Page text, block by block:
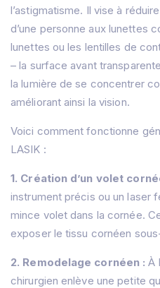
l’astigmatisme. Il vise à
d’une personne aux lunettes
lunettes ou les lentilles de
– la surface avant
la lumière de se concentrer
améliorant ainsi la vision.
Voici comment fonctionne
LASIK :
1. Création d’un volet
instrument précis ou un laser
mince volet dans la cornée.
exposer le tissu cornéen
2. Remodelage cornéen : À
chirurgien enlève une petite